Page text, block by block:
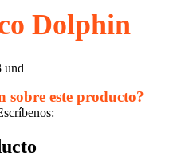
Dolphin
und
sobre este producto?